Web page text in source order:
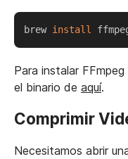
brew install
Para instalar
el binario de aquí.
Comprimir
Necesitamos abrir